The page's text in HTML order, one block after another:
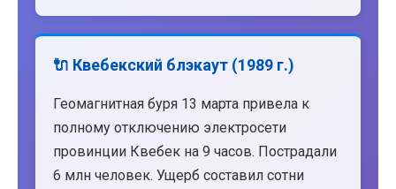
🔌 Квебекский блэкаут (1989 г.)
Геомагнитная буря 13 марта привела к
полному отключению электросети
провинции Квебек на 9 часов. Пострадали
6 млн человек. Ущерб составил сотни